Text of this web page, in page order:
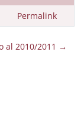
Permalink
al 2010/2011 →